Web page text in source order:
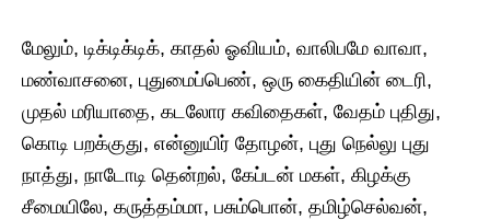
மேலும், டிக்டிக்டிக், காதல் ஓவியம், வாலிபமே வாவா,
மண்வாசனை, புதுமைப்பெண், ஒரு கைதியின் டைரி,
முதல் மரியாதை, கடலோர கவிதைகள், வேதம் புதிது,
கொடி பறக்குது, என்னுயிர் தோழன், புது நெல்லு புது
நாத்து, நாடோடி தென்றல், கேப்டன் மகள், கிழக்கு
சீமையிலே, கருத்தம்மா, பசும்பொன், தமிழ்செல்வன்,